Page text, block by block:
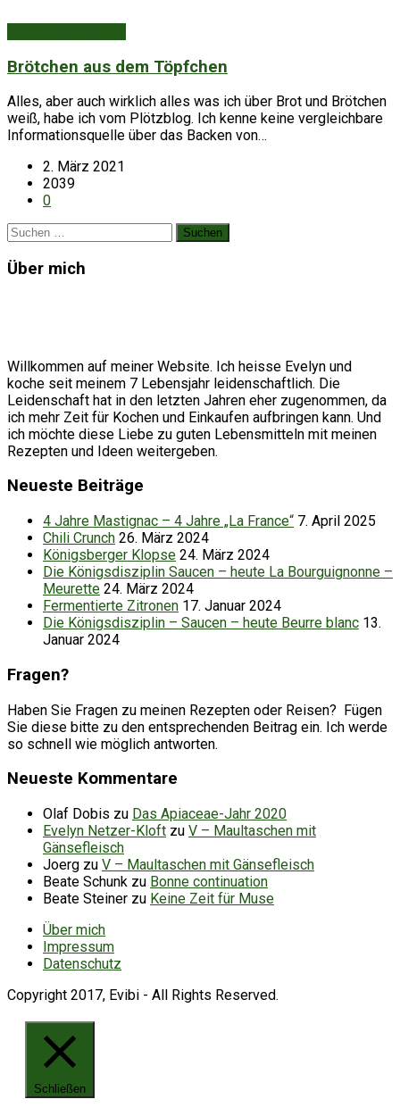
Brötchen aus dem Töpfchen
Alles, aber auch wirklich alles was ich über Brot und Brötchen
weiß, habe ich vom Plötzblog. Ich kenne keine vergleichbare
Informationsquelle über das Backen von…
2. März 2021
2039
0
Suchen
Über mich
Willkommen auf meiner Website. Ich heisse Evelyn und
koche seit meinem 7 Lebensjahr leidenschaftlich. Die
Leidenschaft hat in den letzten Jahren eher zugenommen, da
ich mehr Zeit für Kochen und Einkaufen aufbringen kann. Und
ich möchte diese Liebe zu guten Lebensmitteln mit meinen
Rezepten und Ideen weitergeben.
Neueste Beiträge
4 Jahre Mastignac – 4 Jahre „La France“ 7. April 2025
Chili Crunch 26. März 2024
Königsberger Klopse 24. März 2024
Die Königsdisziplin Saucen – heute La Bourguignonne –
Meurette 24. März 2024
Fermentierte Zitronen 17. Januar 2024
Die Königsdisziplin – Saucen – heute Beurre blanc 13.
Januar 2024
Fragen?
Haben Sie Fragen zu meinen Rezepten oder Reisen? Fügen
Sie diese bitte zu den entsprechenden Beitrag ein. Ich werde
so schnell wie möglich antworten.
Neueste Kommentare
Olaf Dobis zu Das Apiaceae-Jahr 2020
Evelyn Netzer-Kloft zu V – Maultaschen mit
Gänsefleisch
Joerg zu V – Maultaschen mit Gänsefleisch
Beate Schunk zu Bonne continuation
Beate Steiner zu Keine Zeit für Muse
Über mich
Impressum
Datenschutz
Copyright 2017, Evibi - All Rights Reserved.
Schließen